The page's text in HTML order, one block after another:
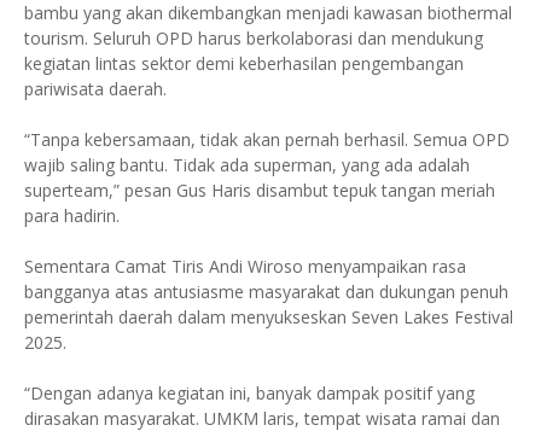
bambu yang akan dikembangkan menjadi kawasan biothermal
tourism. Seluruh OPD harus berkolaborasi dan mendukung
kegiatan lintas sektor demi keberhasilan pengembangan
pariwisata daerah.
“Tanpa kebersamaan, tidak akan pernah berhasil. Semua OPD
wajib saling bantu. Tidak ada superman, yang ada adalah
superteam,” pesan Gus Haris disambut tepuk tangan meriah
para hadirin.
Sementara Camat Tiris Andi Wiroso menyampaikan rasa
bangganya atas antusiasme masyarakat dan dukungan penuh
pemerintah daerah dalam menyukseskan Seven Lakes Festival
2025.
“Dengan adanya kegiatan ini, banyak dampak positif yang
dirasakan masyarakat. UMKM laris, tempat wisata ramai dan